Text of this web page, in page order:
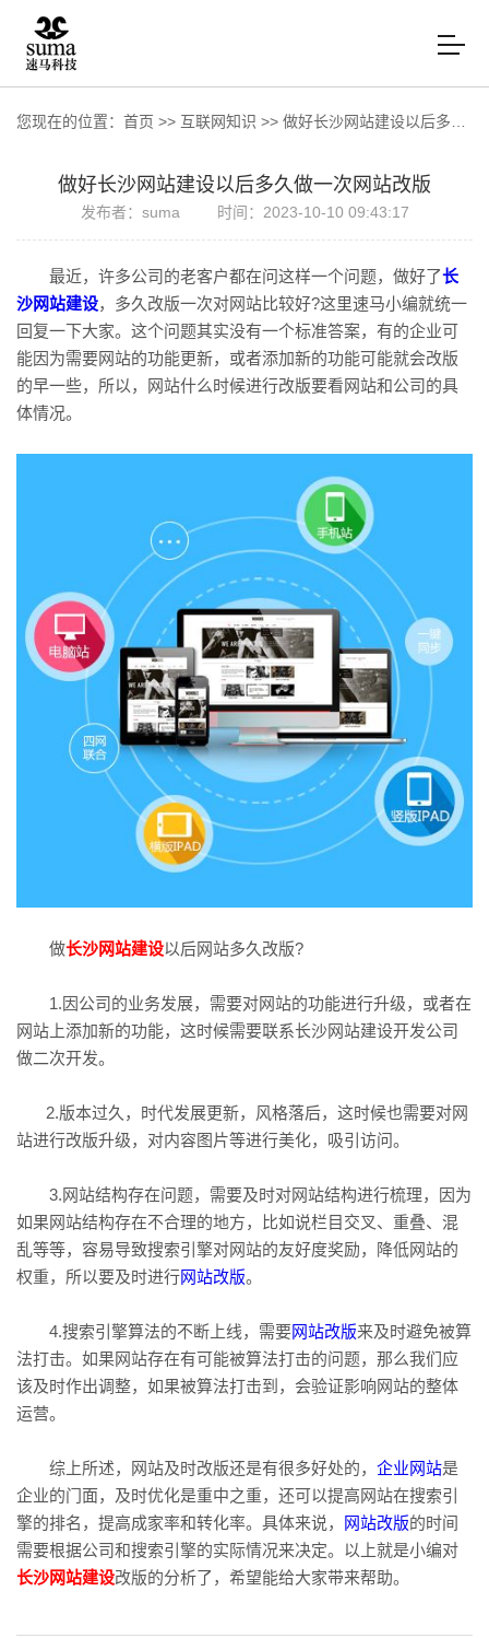
您现在的位置： 首页 >> 互联网知识 >> 做好长沙网站建设以后多久做一次网站改版
做好长沙网站建设以后多久做一次网站改版
发布者：suma 时间：2023-10-10 09:43:17
最近，许多公司的老客户都在问这样一个问题，做好了长
沙网站建设，多久改版一次对网站比较好?这里速马小编就统一
回复一下大家。这个问题其实没有一个标准答案，有的企业可
能因为需要网站的功能更新，或者添加新的功能可能就会改版
的早一些，所以，网站什么时候进行改版要看网站和公司的具
体情况。
做长沙网站建设以后网站多久改版?
1.因公司的业务发展，需要对网站的功能进行升级，或者在
网站上添加新的功能，这时候需要联系长沙网站建设开发公司
做二次开发。
2.版本过久，时代发展更新，风格落后，这时候也需要对网
站进行改版升级，对内容图片等进行美化，吸引访问。
3.网站结构存在问题，需要及时对网站结构进行梳理，因为
如果网站结构存在不合理的地方，比如说栏目交叉、重叠、混
乱等等，容易导致搜索引擎对网站的友好度奖励，降低网站的
权重，所以要及时进行网站改版。
4.搜索引擎算法的不断上线，需要网站改版来及时避免被算
法打击。如果网站存在有可能被算法打击的问题，那么我们应
该及时作出调整，如果被算法打击到，会验证影响网站的整体
运营。
综上所述，网站及时改版还是有很多好处的， 企业网站是
企业的门面，及时优化是重中之重，还可以提高网站在搜索引
擎的排名，提高成家率和转化率。具体来说，
网站改版的时间
需要根据公司和搜索引擎的实际情况来决定。以上就是小编对
长沙网站建设改版的分析了，希望能给大家带来帮助。